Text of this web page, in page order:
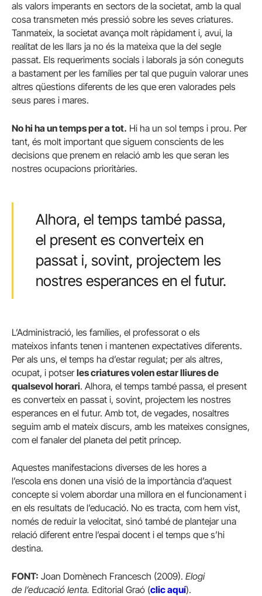
als valors imperants en sectors de la societat, amb la qual
cosa transmeten més pressió sobre les seves criatures.
Tanmateix, la societat avança molt ràpidament i, avui, la
realitat de les llars ja no és la mateixa que la del segle
passat. Els requeriments socials i laborals ja són coneguts
a bastament per les famílies per tal que puguin valorar unes
altres qüestions diferents de les que eren valorades pels
seus pares i mares.
No hi ha un temps per a tot. Hi ha un sol temps i prou. Per
tant, és molt important que siguem conscients de les
decisions que prenem en relació amb les que seran les
nostres ocupacions prioritàries.
Alhora, el temps també passa,
el present es converteix en
passat i, sovint, projectem les
nostres esperances en el futur.
L’Administració, les famílies, el professorat o els
mateixos infants tenen i mantenen expectatives diferents.
Per als uns, el temps ha d’estar regulat; per als altres,
ocupat, i potserles criatures volen estar lliures de
qualsevol horari. Alhora, el temps també passa, el present
es converteix en passat i, sovint, projectem les nostres
esperances en el futur. Amb tot, de vegades, nosaltres
seguim amb el mateix discurs, amb les mateixes consignes,
com el fanaler del planeta del petit príncep.
Aquestes manifestacions diverses de les hores a
l’escola ens donen una visió de la importància d’aquest
concepte si volem abordar una millora en el funcionament i
en els resultats de l’educació. No es tracta, com hem vist,
només de reduir la velocitat, sinó també de plantejar una
relació diferent entre l’espai docent i el temps que s’hi
destina.
FONT: Joan Domènech Francesch (2009). Elogi
de l’educació lenta. Editorial Graó (clic aquí).